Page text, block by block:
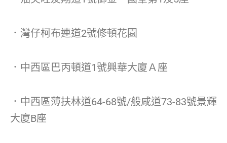
．灣仔柯布連道2號修頓花園
．中西區巴丙頓道1號興華大廈Ａ座
．中西區薄扶林道64-68號/般咸道73-83號景輝
大廈B座